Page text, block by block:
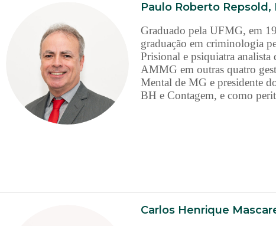
Paulo Roberto
Graduado pela UFMG, em
graduação em criminologia
Prisional e psiquiatra
AMMG em outras quatro
Mental de MG e presidente
BH e Contagem, e como
Carlos Henrique